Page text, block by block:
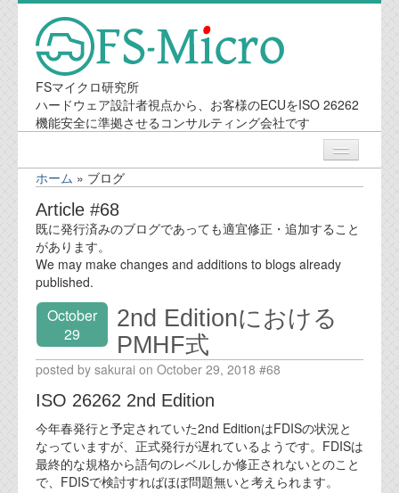
FSマイクロ研究所
ハードウェア設計者視点から、お客様のECUをISO 26262
機能安全に準拠させるコンサルティング会社です
ニュース
業務内容
会社案内
会社概要
オフィス
実績
ホーム » ブログ
Article #68
既に発行済みのブログであっても適宜修正・追加すること
があります。
We may make changes and additions to blogs already
published.
October
29
2nd Editionにおける
PMHF式
posted by sakurai on October 29, 2018 #68
ISO 26262 2nd Edition
今年春発行と予定されていた2nd EditionはFDISの状況と
なっていますが、正式発行が遅れているようです。FDISは
最終的な規格から語句のレベルしか修正されないとのこと
で、FDISで検討すればほぼ問題無いと考えられます。